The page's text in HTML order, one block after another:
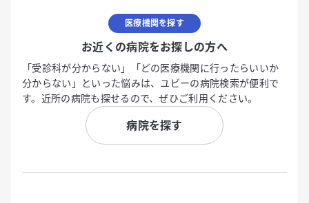
医療機関を探す
お近くの病院をお探しの方へ
「受診科が分からない」「どの医療機関に行ったらいいか
分からない」といった悩みは、ユビーの病院検索が便利で
す。近所の病院も探せるので、ぜひご利用ください。
病院を探す